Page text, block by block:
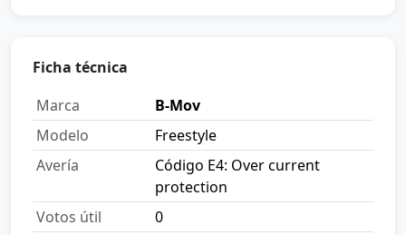
Ficha técnica
Marca
B-Mov
Modelo
Freestyle
Avería
Código E4: Over current
protection
Votos útil
0